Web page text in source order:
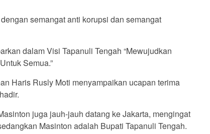
semangat anti korupsi dan semangat
dalam Visi Tapanuli Tengah “Mewujudkan
Semua.”
Haris Rusly Moti menyampaikan ucapan terima
juga jauh-jauh datang ke Jakarta, mengingat
Masinton adalah Bupati Tapanuli Tengah.